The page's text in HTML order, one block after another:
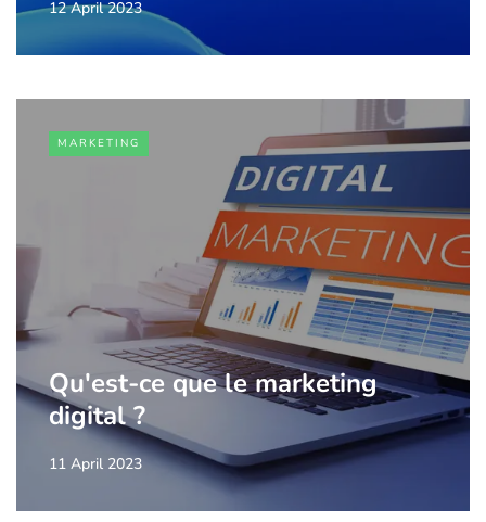
12 April 2023
MARKETING
Qu'est-ce que le marketing
digital ?
11 April 2023